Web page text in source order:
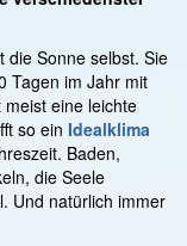
die Sonne selbst. Sie
Tagen im Jahr mit
eine leichte
so ein Idealklima
Baden,
die Seele
Und natürlich immer